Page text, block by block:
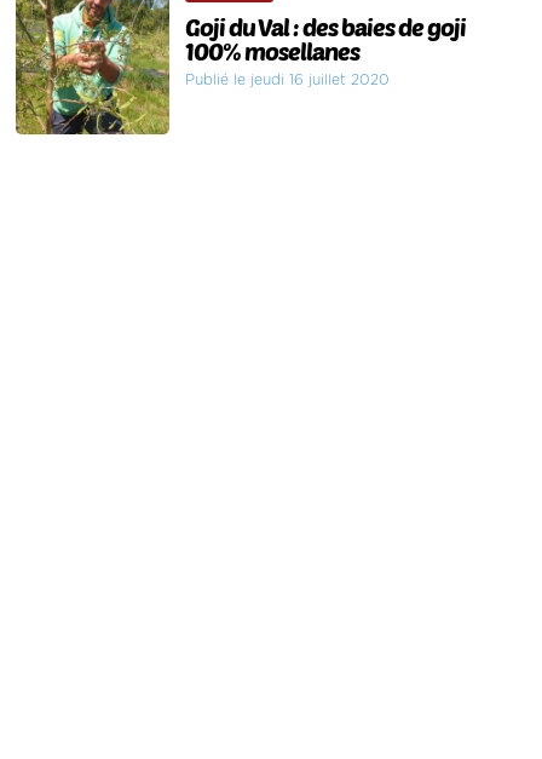
Goji du Val : des baies de goji
100% mosellanes
Publié le jeudi 16 juillet 2020